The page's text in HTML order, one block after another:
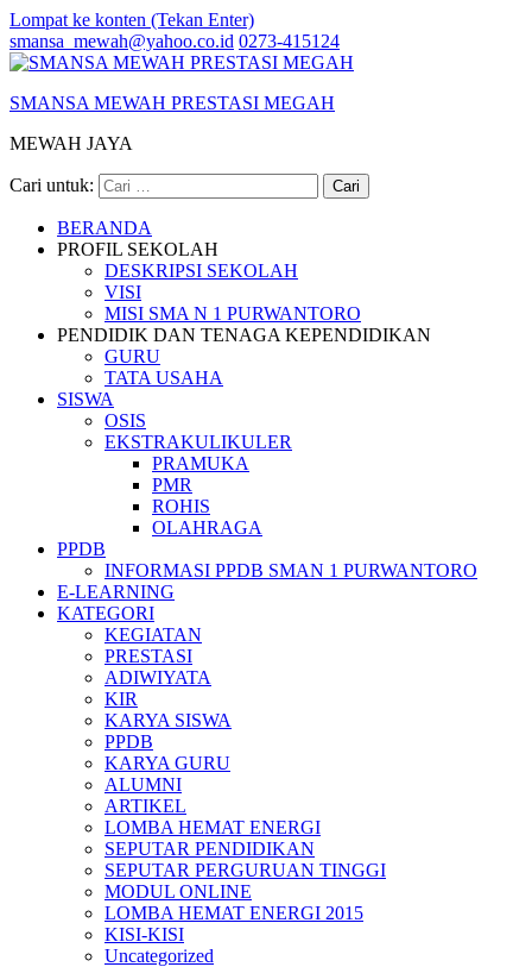
Lompat ke konten (Tekan Enter)
smansa_mewah@yahoo.co.id 0273-415124
SMANSA MEWAH PRESTASI MEGAH
MEWAH JAYA
Cari untuk:
BERANDA
PROFIL SEKOLAH
DESKRIPSI SEKOLAH
VISI
MISI SMA N 1 PURWANTORO
PENDIDIK DAN TENAGA KEPENDIDIKAN
GURU
TATA USAHA
SISWA
OSIS
EKSTRAKULIKULER
PRAMUKA
PMR
ROHIS
OLAHRAGA
PPDB
INFORMASI PPDB SMAN 1 PURWANTORO
E-LEARNING
KATEGORI
KEGIATAN
PRESTASI
ADIWIYATA
KIR
KARYA SISWA
PPDB
KARYA GURU
ALUMNI
ARTIKEL
LOMBA HEMAT ENERGI
SEPUTAR PENDIDIKAN
SEPUTAR PERGURUAN TINGGI
MODUL ONLINE
LOMBA HEMAT ENERGI 2015
KISI-KISI
Uncategorized